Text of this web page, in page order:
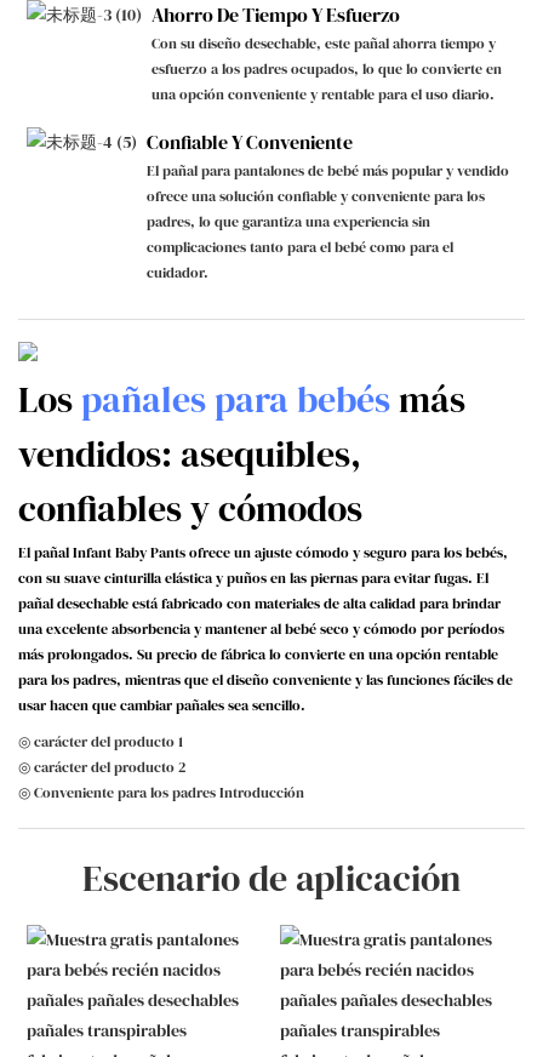
Ahorro De Tiempo Y Esfuerzo
Con su diseño desechable, este pañal ahorra tiempo y
esfuerzo a los padres ocupados, lo que lo convierte en
una opción conveniente y rentable para el uso diario.
Confiable Y Conveniente
El pañal para pantalones de bebé más popular y vendido
ofrece una solución confiable y conveniente para los
padres, lo que garantiza una experiencia sin
complicaciones tanto para el bebé como para el
cuidador.
Lospañales para bebésmás
vendidos: asequibles,
confiables y cómodos
El pañal Infant Baby Pants ofrece un ajuste cómodo y seguro para los bebés,
con su suave cinturilla elástica y puños en las piernas para evitar fugas. El
pañal desechable está fabricado con materiales de alta calidad para brindar
una excelente absorbencia y mantener al bebé seco y cómodo por períodos
más prolongados. Su precio de fábrica lo convierte en una opción rentable
para los padres, mientras que el diseño conveniente y las funciones fáciles de
usar hacen que cambiar pañales sea sencillo.
◎ carácter del producto 1
◎ carácter del producto 2
◎ Conveniente para los padres Introducción
Escenario de aplicación